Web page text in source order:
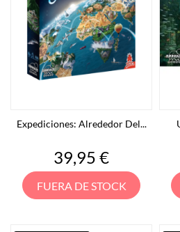
Expediciones: Alrededor Del...
Precio
39,95 €
FUERA DE STOCK